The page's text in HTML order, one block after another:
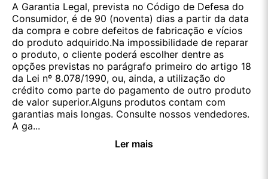
A Garantia Legal, prevista no Código de Defesa do
Consumidor, é de 90 (noventa) dias a partir da data
da compra e cobre defeitos de fabricação e vícios
do produto adquirido.Na impossibilidade de reparar
o produto, o cliente poderá escolher dentre as
opções previstas no parágrafo primeiro do artigo 18
da Lei nº 8.078/1990, ou, ainda, a utilização do
crédito como parte do pagamento de outro produto
de valor superior.Alguns produtos contam com
garantias mais longas. Consulte nossos vendedores.
A ga...
Ler mais